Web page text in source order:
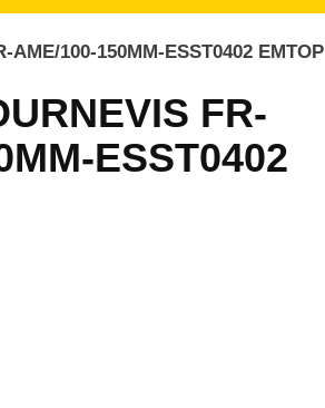
AME/100-150MM-ESST0402 EMTOP
FR-
ESST0402